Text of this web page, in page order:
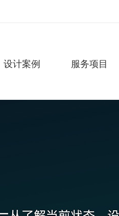
设计案例 服务项目